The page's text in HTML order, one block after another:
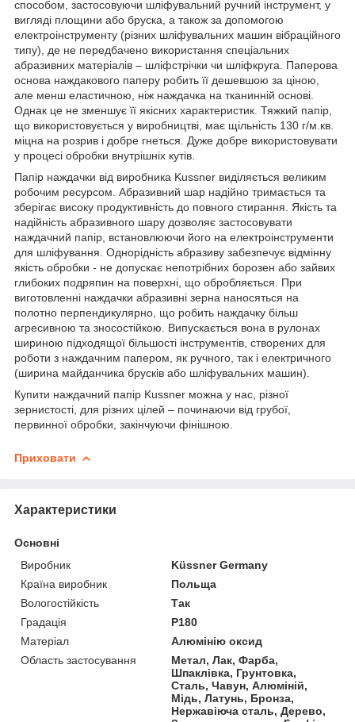
способом, застосовуючи шліфувальний ручний інструмент, у
вигляді площини або бруска, а також за допомогою
електроінструменту (різних шліфувальних машин вібраційного
типу), де не передбачено використання спеціальних
абразивних матеріалів – шліфстрічки чи шліфкруга. Паперова
основа наждакового паперу робить її дешевшою за ціною,
але менш еластичною, ніж наждачка на тканинній основі.
Однак це не зменшує її якісних характеристик. Тяжкий папір,
що використовується у виробництві, має щільність 130 г/м.кв.
міцна на розрив і добре гнеться. Дуже добре використовувати
у процесі обробки внутрішніх кутів.
Папір наждачки від виробника Kussner виділяється великим
робочим ресурсом. Абразивний шар надійно тримається та
зберігає високу продуктивність до повного стирання. Якість та
надійність абразивного шару дозволяє застосовувати
наждачний папір, встановлюючи його на електроінструменти
для шліфування. Однорідність абразиву забезпечує відмінну
якість обробки - не допускає непотрібних борозен або зайвих
глибоких подряпин на поверхні, що обробляється. При
виготовленні наждачки абразивні зерна наносяться на
полотно перпендикулярно, що робить наждачку більш
агресивною та зносостійкою. Випускається вона в рулонах
шириною підходящої більшості інструментів, створених для
роботи з наждачним папером, як ручного, так і електричного
(ширина майданчика брусків або шліфувальних машин).
Купити наждачний папір Kussner можна у нас, різної
зернистості, для різних цілей – починаючи від грубої,
первинної обробки, закінчуючи фінішною.
Приховати
Характеристики
Основні
Виробник
Küssner Germany
Країна виробник
Польща
Вологостійкість
Так
Градація
P180
Матеріал
Алюмінію оксид
Область застосування
Метал, Лак, Фарба,
Шпаклівка, Грунтовка,
Сталь, Чавун, Алюміній,
Мідь, Латунь, Бронза,
Нержавіюча сталь, Дерево,